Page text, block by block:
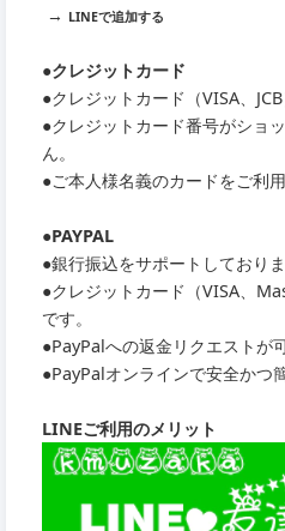
→ LINEで追加する
●クレジットカード
●クレジットカード（VISA、
●クレジットカード番号がショ
ん。
●ご本人様名義のカードをご利用
●PAYPAL
●銀行振込をサポートしておりま
●クレジットカード（VISA、
です。
●PayPalへの返金リクエストが
●PayPalオンラインで安全かつ
LINEご利用のメリット